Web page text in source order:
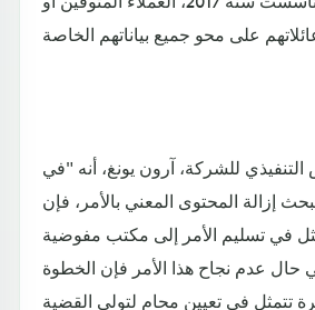
للشركة، آرون يونغ، أنه "في
إزالة المحتوى المعني بالأمر، فإن
في تسليم الأمر إلى مكتب مفوضية
حال عدم نجاح هذا الأمر فإن الخطوة